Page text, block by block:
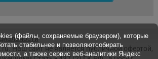
Наш сайт не является публичной офертой,
(файлы, сохраняемые браузером), которые
стабильнее и позволяютсобирать
а также сервис веб-аналитики Яндекс